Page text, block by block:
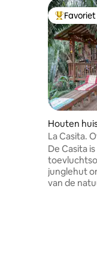
Houten
artment
La Casita.
De Casita
junglehut
van de